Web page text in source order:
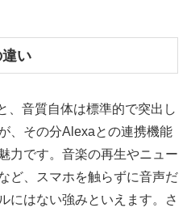
い
、音質自体は標準的で突出し
、その分Alexaとの連携機能
力です。音楽の再生やニュー
ど、スマホを触らずに音声だ
にはない強みといえます。さ